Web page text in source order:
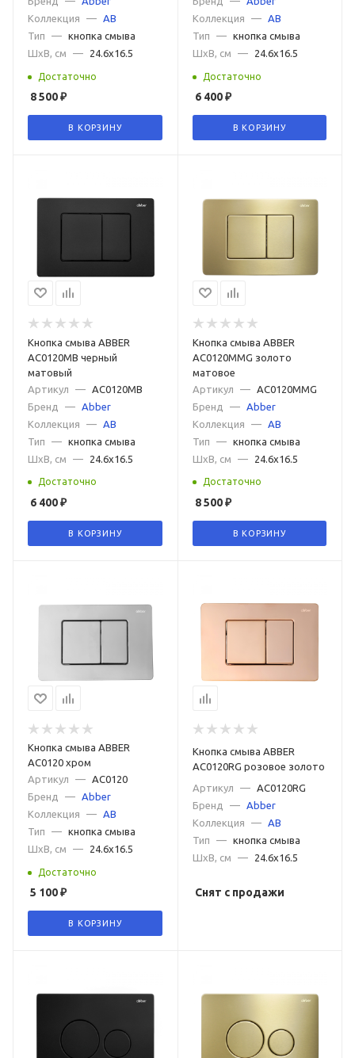
Коллекция
— AB
Тип
— кнопка смыва
ШxВ, см
— 24.6x16.5
Достаточно
8 500₽
В КОРЗИНУ
Коллекция
—
AB
Тип
—
кнопка смыва
ШxВ, см
— 24.6x16.5
Достаточно
6 400₽
В КОРЗИНУ
Кнопка смыва ABBER
AC0120MB черный
матовый
Артикул
—
AC0120MB
Бренд
—
Abber
Коллекция
—
AB
Тип
— кнопка смыва
ШxВ, см
— 24.6x16.5
Достаточно
6 400₽
В КОРЗИНУ
Кнопка смыва ABBER
AC0120MMG золото
матовое
Артикул
—
AC0120MMG
Бренд
—
Abber
Коллекция
—
AB
Тип
—
кнопка смыва
ШxВ, см
— 24.6x16.5
Достаточно
8 500₽
В КОРЗИНУ
Кнопка смыва ABBER
AC0120 хром
Артикул
— AC0120
Бренд
— Abber
Коллекция
— AB
Тип
— кнопка смыва
ШxВ, см
— 24.6x16.5
Достаточно
5 100₽
В КОРЗИНУ
Кнопка смыва ABBER
AC0120RG розовое золото
Артикул
—
AC0120RG
Бренд
—
Abber
Коллекция
—
AB
Тип
—
кнопка смыва
ШxВ, см
— 24.6x16.5
Снят с продажи